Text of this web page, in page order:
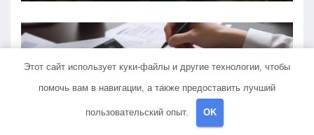
Банки И Кредиты
Обзор онлайн-займов:
условия выдачи,
процентные ставки и
Этот сайт использует куки-файлы и другие технологии, чтобы
помочь вам в навигации, а также предоставить лучший
пользовательский опыт. OK